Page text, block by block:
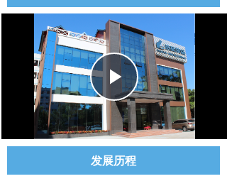
Play
Video
发展历程